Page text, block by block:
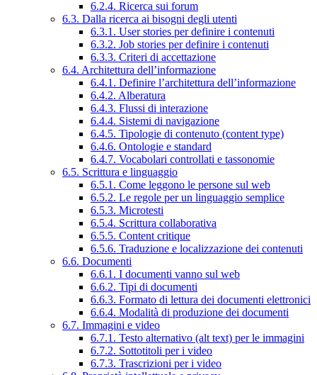
6.2.4. Ricerca sui forum
6.3. Dalla ricerca ai bisogni degli utenti
6.3.1. User stories per definire i contenuti
6.3.2. Job stories per definire i contenuti
6.3.3. Criteri di accettazione
6.4. Architettura dell’informazione
6.4.1. Definire l’architettura dell’informazione
6.4.2. Alberatura
6.4.3. Flussi di interazione
6.4.4. Sistemi di navigazione
6.4.5. Tipologie di contenuto (content type)
6.4.6. Ontologie e standard
6.4.7. Vocabolari controllati e tassonomie
6.5. Scrittura e linguaggio
6.5.1. Come leggono le persone sul web
6.5.2. Le regole per un linguaggio semplice
6.5.3. Microtesti
6.5.4. Scrittura collaborativa
6.5.5. Content critique
6.5.6. Traduzione e localizzazione dei contenuti
6.6. Documenti
6.6.1. I documenti vanno sul web
6.6.2. Tipi di documenti
6.6.3. Formato di lettura dei documenti elettronici
6.6.4. Modalità di produzione dei documenti
6.7. Immagini e video
6.7.1. Testo alternativo (alt text) per le immagini
6.7.2. Sottotitoli per i video
6.7.3. Trascrizioni per i video